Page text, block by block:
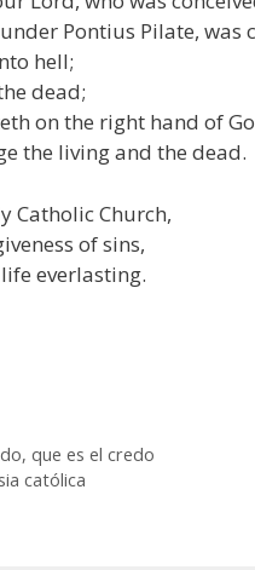
Pontius Pilate, was
hell;
dead;
on the right hand of
the living and the dead.
Catholic Church,
of sins,
everlasting.
,que es el credo
católica